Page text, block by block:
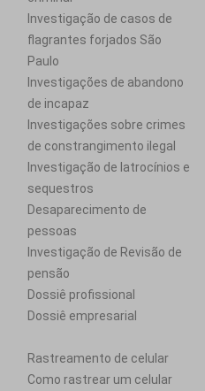
Investigação de casos de
flagrantes forjados São
Paulo
Investigações de abandono
de incapaz
Investigações sobre crimes
de constrangimento ilegal
Investigação de latrocínios e
sequestros
Desaparecimento de
pessoas
Investigação de Revisão de
pensão
Dossiê profissional
Dossiê empresarial
Rastreamento de celular
Como rastrear um celular